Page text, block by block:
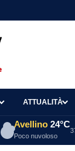
ATTUALITÀ
Avellino 24°C
Poco nuvoloso